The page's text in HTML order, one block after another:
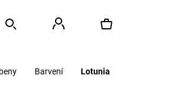
Barvení Lotunia
Hledat PřihlášeníNákupní